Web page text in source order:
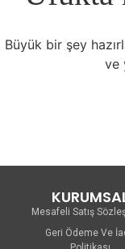
Büyük bir şey
ve
Mesafeli Satış
Geri Ödeme Ve